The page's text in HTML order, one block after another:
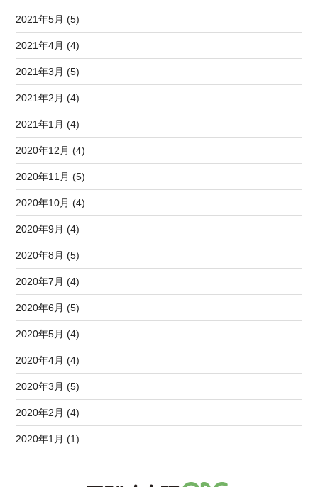
2021年5月 (5)
2021年4月 (4)
2021年3月 (5)
2021年2月 (4)
2021年1月 (4)
2020年12月 (4)
2020年11月 (5)
2020年10月 (4)
2020年9月 (4)
2020年8月 (5)
2020年7月 (4)
2020年6月 (5)
2020年5月 (4)
2020年4月 (4)
2020年3月 (5)
2020年2月 (4)
2020年1月 (1)